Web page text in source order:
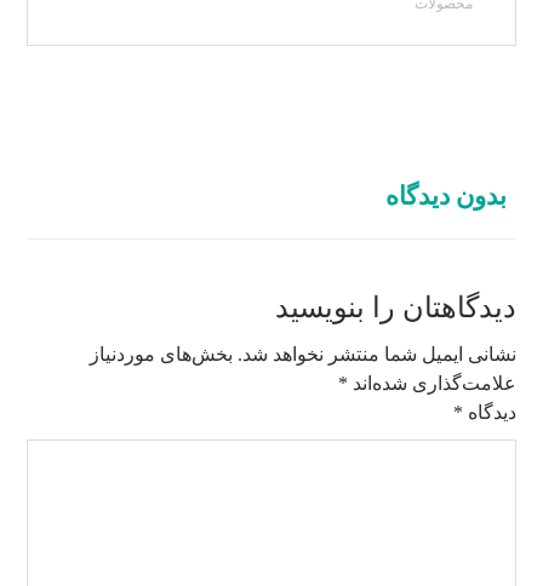
محصولات
بدون دیدگاه
دیدگاهتان را بنویسید
نشانی ایمیل شما منتشر نخواهد شد. بخش‌های موردنیاز
علامت‌گذاری شده‌اند *
دیدگاه *